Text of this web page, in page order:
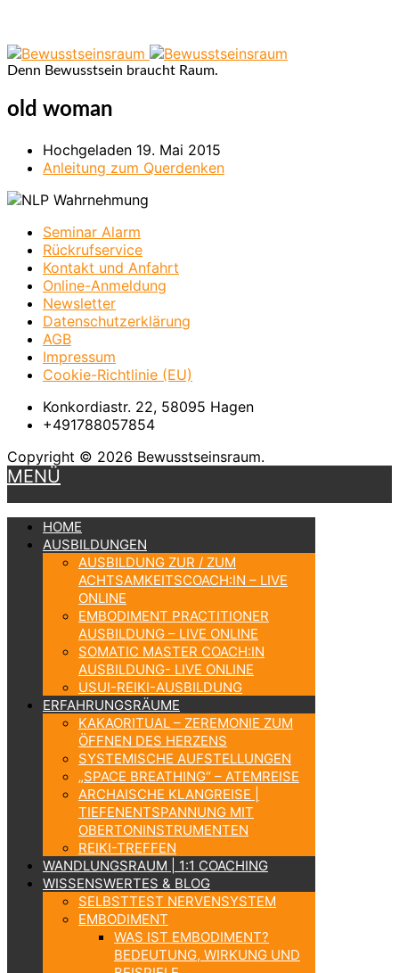
Denn Bewusstsein braucht Raum.
old woman
Hochgeladen 19. Mai 2015
Anleitung zum Querdenken
Seminar Alarm
Rückrufservice
Kontakt und Anfahrt
Online-Anmeldung
Newsletter
Datenschutzerklärung
AGB
Impressum
Cookie-Richtlinie (EU)
Konkordiastr. 22, 58095 Hagen
+491788057854
Copyright © 2026 Bewusstseinsraum.
MENÜ
HOME
AUSBILDUNGEN
AUSBILDUNG ZUR / ZUM
ACHTSAMKEITSCOACH:IN – LIVE
ONLINE
EMBODIMENT PRACTITIONER
AUSBILDUNG – LIVE ONLINE
SOMATIC MASTER COACH:IN
AUSBILDUNG- LIVE ONLINE
USUI-REIKI-AUSBILDUNG
ERFAHRUNGSRÄUME
KAKAORITUAL – ZEREMONIE ZUM
ÖFFNEN DES HERZENS
SYSTEMISCHE AUFSTELLUNGEN
„SPACE BREATHING“ – ATEMREISE
ARCHAISCHE KLANGREISE |
TIEFENENTSPANNUNG MIT
OBERTONINSTRUMENTEN
REIKI-TREFFEN
WANDLUNGSRAUM | 1:1 COACHING
WISSENSWERTES & BLOG
SELBSTTEST NERVENSYSTEM
EMBODIMENT
WAS IST EMBODIMENT?
BEDEUTUNG, WIRKUNG UND